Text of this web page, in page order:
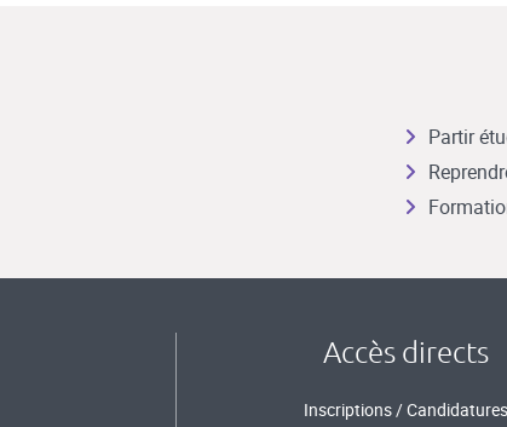
Partir
Accès directs
Inscriptions / Candidatures